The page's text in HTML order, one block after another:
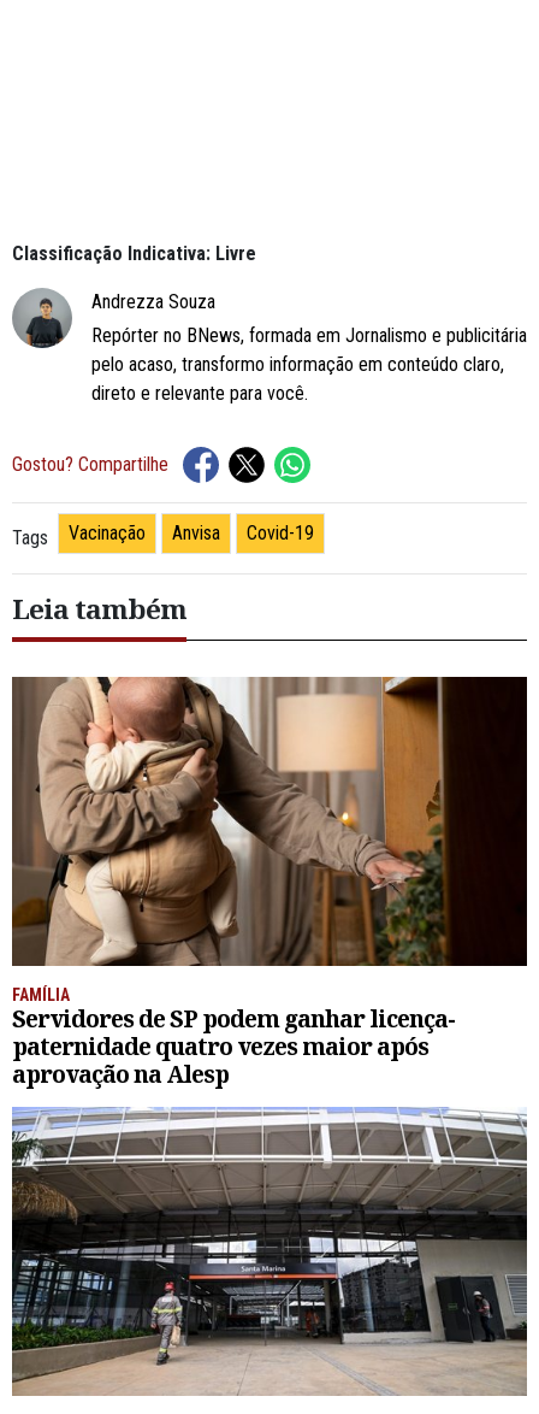
Classificação Indicativa: Livre
Andrezza Souza
Repórter no BNews, formada em Jornalismo e publicitária
pelo acaso, transformo informação em conteúdo claro,
direto e relevante para você.
Gostou? Compartilhe
Tags Vacinação Anvisa Covid-19
Leia também
FAMÍLIA
Servidores de SP podem ganhar licença-
paternidade quatro vezes maior após
aprovação na Alesp